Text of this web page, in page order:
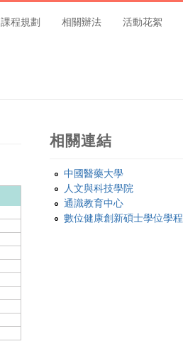
課程規劃 相關辦法 活動花絮
相關連結
中國醫藥大學
人文與科技學院
通識教育中心
數位健康創新碩士學位學程